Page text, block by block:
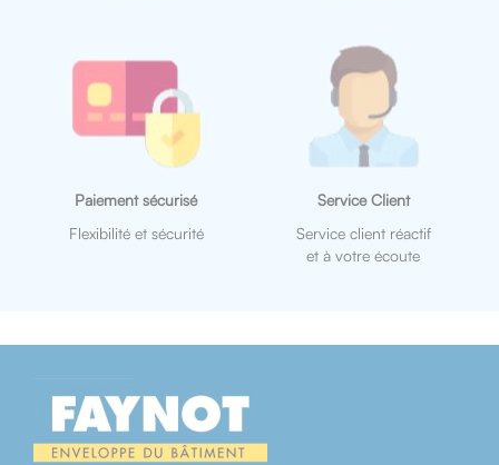
Paiement sécurisé
Flexibilité et sécurité
Service Client
Service client réactif
et à votre écoute